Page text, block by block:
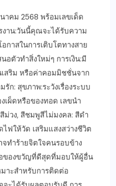
าคม 2568 พร้อมเลขเด็ด
งาน:วันนี้คุณจะได้รับความ
กาสในการเติบโตทางสาย
อตัวทำสิ่งใหม่ๆ การเงิน:มี
สริม หรือค่าคอมมิชชั่นจาก
ก: สุขภาพ:ระวังเรื่องระบบ
เผ็ดหรือของทอด เลขนำ
ม่วง, สีชมพูสีไม่มงคล: สีดำ
ฟให้วัด เสริมแสงสว่างชีวิต
จทำร้ายจิตใจคนรอบข้าง
ของขวัญที่ดีสุดที่มอบให้ผู้อื่น
าะสำหรับการติดต่อ